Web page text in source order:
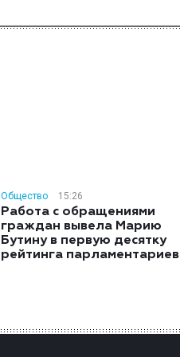
Общество 15:26
Работа с обращениями
граждан вывела Марию
Бутину в первую десятку
рейтинга парламентариев